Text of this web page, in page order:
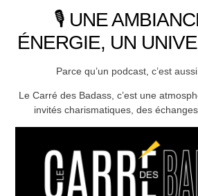
🎙 UNE
ÉNERGIE, UN
Parce qu’un podcast, c’est
Le Carré des Badass, c’est une
invités charismatiques, des